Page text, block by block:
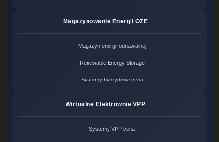
Magazynowanie Energii OZE
Magazyn energii odnawialnej
Renewable Energy Storage
Systemy hybrydowe cena
Wirtualne Elektrownie VPP
Systemy VPP cena